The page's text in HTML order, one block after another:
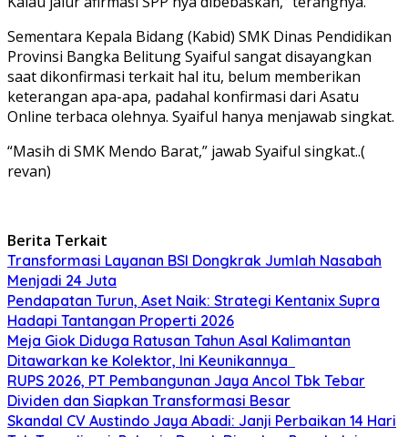
Sementara Kepala Bidang (Kabid) SMK Dinas Pendidikan
Provinsi Bangka Belitung Syaiful sangat disayangkan
saat dikonfirmasi terkait hal itu, belum memberikan
keterangan apa-apa, padahal konfirmasi dari Asatu
Online terbaca olehnya. Syaiful hanya menjawab singkat.
“Masih di SMK Mendo Barat,” jawab Syaiful singkat..(
revan)
Berita Terkait
Transformasi Layanan BSI Dongkrak Jumlah Nasabah
Menjadi 24 Juta
Pendapatan Turun, Aset Naik: Strategi Kentanix Supra
Hadapi Tantangan Properti 2026
Meja Giok Diduga Ratusan Tahun Asal Kalimantan
Ditawarkan ke Kolektor, Ini Keunikannya
RUPS 2026, PT Pembangunan Jaya Ancol Tbk Tebar
Dividen dan Siapkan Transformasi Besar
Skandal CV Austindo Jaya Abadi: Janji Perbaikan 14 Hari